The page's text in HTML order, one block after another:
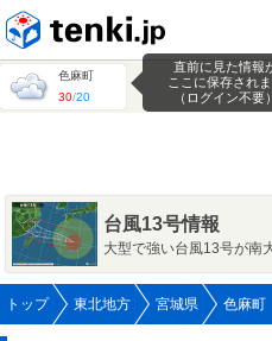
色麻町
30/20
直前に見た情報
ここに保存され
（ログイン不要）
台風13号情報
大型で強い台風13号が南
トップ 東北地方 宮城県 色麻町